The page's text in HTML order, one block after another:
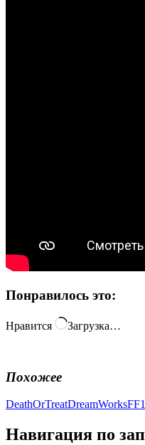
Понравилось это:
Нравится Загрузка…
Похожее
DeathOrTreatDreamWorks
Навигация по